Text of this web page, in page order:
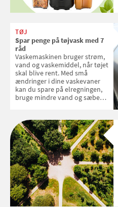
TØJ
Spar penge på tøjvask med 7
råd
Vaskemaskinen bruger strøm,
vand og vaskemiddel, når tøjet
skal blive rent. Med små
ændringer i dine vaskevaner
kan du spare på elregningen,
bruge mindre vand og sæbe
enkle råd til at spare penge på
tøjvasken